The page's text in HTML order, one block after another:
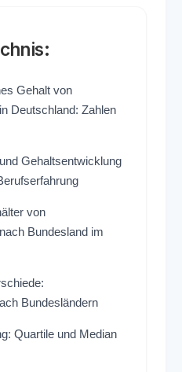
Gehalt von
Deutschland: Zahlen
Gehaltsentwicklung
von
Bundesland im
Bundesländern
Quartile und Median